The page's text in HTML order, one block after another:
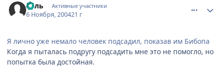
Хель Активные участники
6 Ноября, 200421 г
Я лично уже немало человек подсадил, показав им Бибопа
Когда я пыталась подругу подсадить мне это не помогло, но
попытка была достойная.